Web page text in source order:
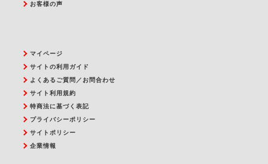
お客様の声
マイページ
サイトの利用ガイド
よくあるご質問／お問合わせ
サイト利用規約
特商法に基づく表記
プライバシーポリシー
サイトポリシー
企業情報